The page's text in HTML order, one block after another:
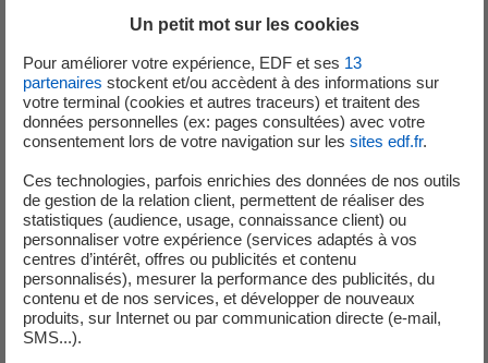
Publié le 18.09.2025
Inventaire des déchets radioactifs élimines du
Télécharger le fichier PDF - 99,77 Ko
Nucléaire
Un petit mot sur les cookies
Pour améliorer votre expérience, EDF et ses 13
partenaires stockent et/ou accèdent à des informations sur
votre terminal (cookies et autres traceurs) et traitent des
données personnelles (ex: pages consultées) avec votre
consentement lors de votre navigation sur les sites edf.fr.
Ces technologies, parfois enrichies des données de nos outils
de gestion de la relation client, permettent de réaliser des
statistiques (audience, usage, connaissance client) ou
personnaliser votre expérience (services adaptés à vos
centres d’intérêt, offres ou publicités et contenu
personnalisés), mesurer la performance des publicités, du
contenu et de nos services, et développer de nouveaux
produits, sur Internet ou par communication directe (e-mail,
SMS...).